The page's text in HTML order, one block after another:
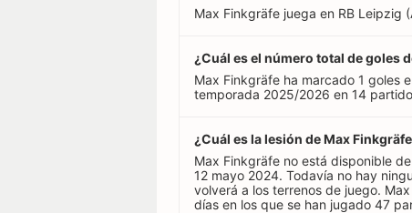
Max Finkgräfe juega en RB Leipzig
¿Cuál es el número total de goles
Max Finkgräfe ha marcado 1 goles
temporada 2025/2026 en 14
¿Cuál es la lesión de Max
Max Finkgräfe no está disponible
12 mayo 2024. Todavía no hay
volverá a los terrenos de juego.
días en los que se han jugado 47